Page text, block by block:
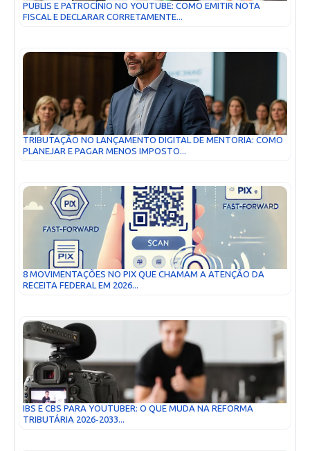
PUBLIS E PATROCÍNIO NO YOUTUBE: COMO EMITIR NOTA
FISCAL E DECLARAR CORRETAMENTE...
TRIBUTAÇÃO NO LANÇAMENTO DIGITAL DE MENTORIA: COMO
PLANEJAR E PAGAR MENOS IMPOSTO...
8 MOVIMENTAÇÕES NO PIX QUE CHAMAM A ATENÇÃO DA
RECEITA FEDERAL EM 2026...
IBS E CBS PARA YOUTUBER: O QUE MUDA NA REFORMA
TRIBUTÁRIA 2026-2033...